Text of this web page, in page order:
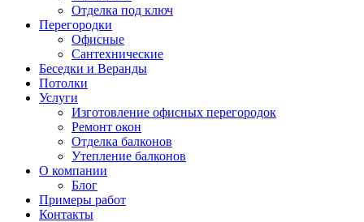
Отделка под ключ
Перегородки
Офисные
Сантехнические
Беседки и Веранды
Потолки
Услуги
Изготовление офисных перегородок
Ремонт окон
Отделка балконов
Утепление балконов
О компании
Блог
Примеры работ
Контакты